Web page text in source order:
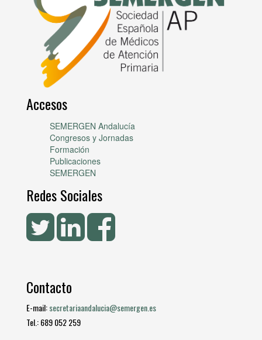
Accesos
SEMERGEN Andalucía
Congresos y Jornadas
Formación
Publicaciones
SEMERGEN
Redes Sociales
Contacto
E-mail:secretariaandalucia@semergen.es
Tel.: 689 052 259